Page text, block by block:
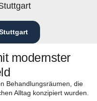
modernster
Behandlungsräumen, die
Alltag konzipiert wurden.